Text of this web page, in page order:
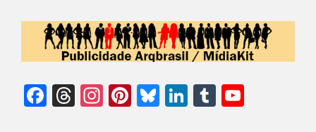
Facebook
Threads
Instagram
Pinterest
Bluesky
LinkedIn
Tumblr